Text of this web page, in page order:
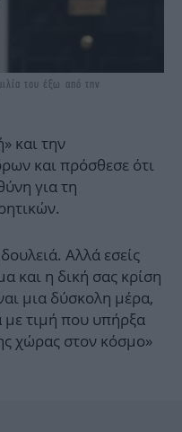
του έξω από την
και την
και πρόσθεσε ότι
για τη
Αλλά εσείς
και η δική σας κρίση
μια δύσκολη μέρα,
τιμή που υπήρξα
χώρας στον κόσμο»